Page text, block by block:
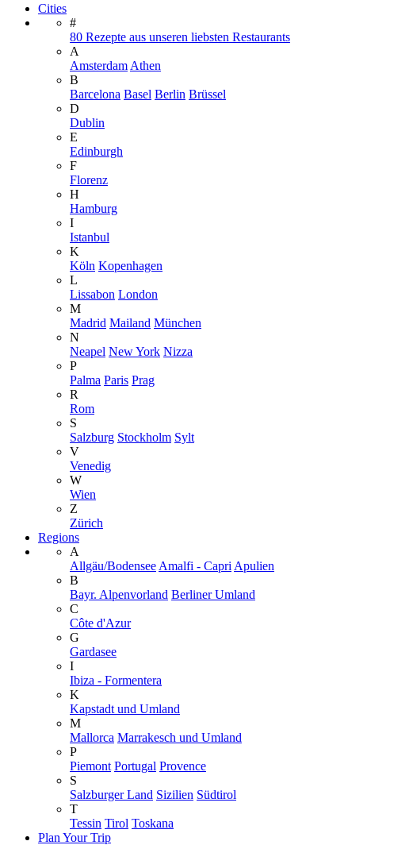
Cities
#
80 Rezepte aus unseren liebsten Restaurants
A
Amsterdam Athen
B
Barcelona Basel Berlin Brüssel
D
Dublin
E
Edinburgh
F
Florenz
H
Hamburg
I
Istanbul
K
Köln Kopenhagen
L
Lissabon London
M
Madrid Mailand München
N
Neapel New York Nizza
P
Palma Paris Prag
R
Rom
S
Salzburg Stockholm Sylt
V
Venedig
W
Wien
Z
Zürich
Regions
A
Allgäu/Bodensee Amalfi - Capri Apulien
B
Bayr. Alpenvorland Berliner Umland
C
Côte d'Azur
G
Gardasee
I
Ibiza - Formentera
K
Kapstadt und Umland
M
Mallorca Marrakesch und Umland
P
Piemont Portugal Provence
S
Salzburger Land Sizilien Südtirol
T
Tessin Tirol Toskana
Plan Your Trip